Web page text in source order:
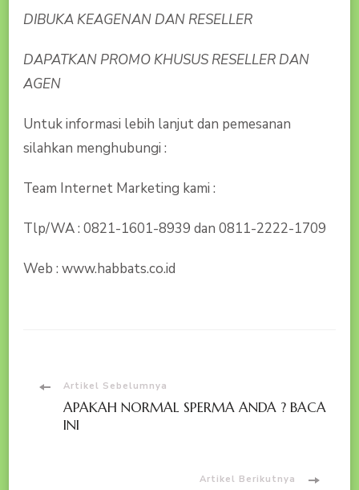
DIBUKA KEAGENAN DAN RESELLER
DAPATKAN PROMO KHUSUS RESELLER DAN
AGEN
Untuk informasi lebih lanjut dan pemesanan
silahkan menghubungi :
Team Internet Marketing kami :
Tlp/WA : 0821-1601-8939 dan 0811-2222-1709
Web : www.habbats.co.id
Navigasi
Artikel
Artikel Sebelumnya
APAKAH NORMAL SPERMA ANDA ? BACA
INI
Artikel Berikutnya